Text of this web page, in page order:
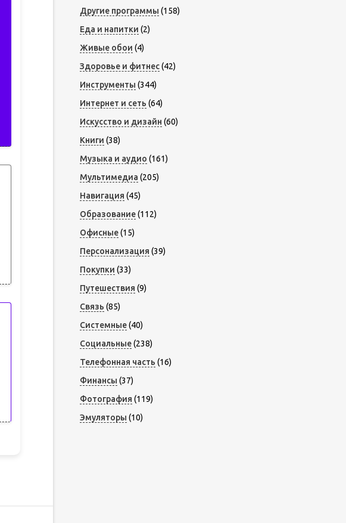
Другие программы (158)
Еда и напитки (2)
Живые обои (4)
Здоровье и фитнес(42)
Инструменты (344)
Интернет и сеть (64)
Искусство и дизайн (60)
Книги (38)
Музыка и аудио (161)
Мультимедиа (205)
Навигация (45)
Образование(112)
Офисные(15)
Персонализация (39)
Покупки (33)
Путешествия (9)
Связь (85)
Системные(40)
Социальные(238)
Телефонная часть (16)
Финансы (37)
Фотография (119)
Эмуляторы (10)